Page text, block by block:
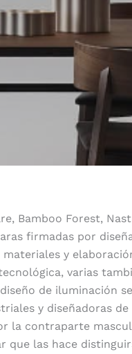
Bamboo Forest,
firmadas por
y
varias
de iluminación
y diseñadoras
la contraparte
que las hace